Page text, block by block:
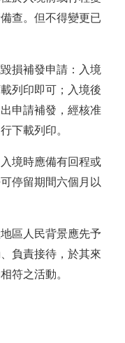
查。但不得變更已
損補發申請：入境
列印即可；入境後
申請補發，經核准
下載列印。
境時應備有回程或
停留期間六個月以
區人民背景應先予
負責接待，於其來
符之活動。